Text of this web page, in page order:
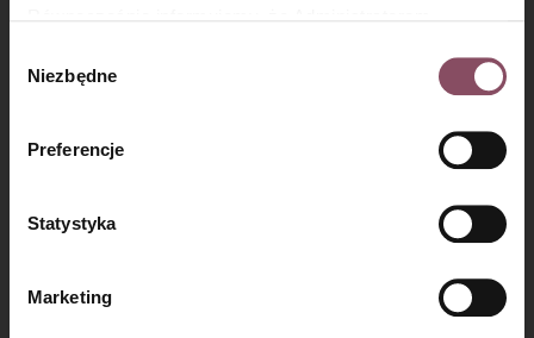
Gdańsk (80-339) adres: Dickmana 14/15 więcej
informacji o przetwarzaniu danych osobowych oraz
Polityce
prywatności.
zgody
Niezbędne
Preferencje
Statystyka
Marketing
Polewa z mleczka kokosowego
i czekolady:
Podgrzewaj na małej mocy palnika, mieszając, do momentu,
aż czekolada w pełni się rozpuści.